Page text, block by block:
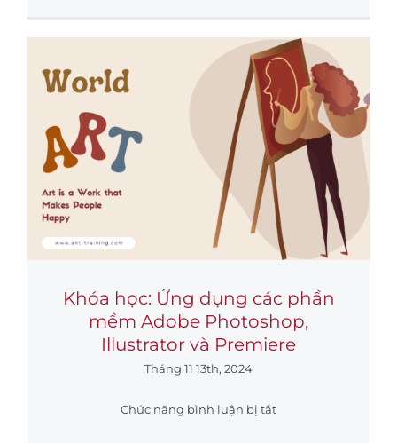
THUYẾT
TRÌNH
HIỆU
QUẢ”
Tại
Công
ty
Cổ
phần
Phân
Bón
Dầu
Cà
Mau
Khóa học: Ứng dụng các phần
mềm Adobe Photoshop,
Illustrator và Premiere
Tháng 11 13th, 2024
Chức năng bình luận bị tắtở